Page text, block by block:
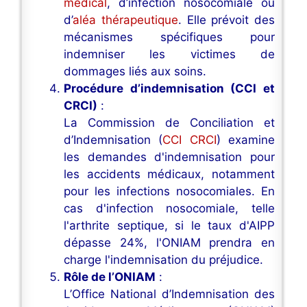
médical, d’infection nosocomiale ou
d’aléa thérapeutique. Elle prévoit des
mécanismes spécifiques pour
indemniser les victimes de
dommages liés aux soins.
Procédure d’indemnisation (CCI et
CRCI) :
La Commission de Conciliation et
d’Indemnisation (CCI CRCI) examine
les demandes d'indemnisation pour
les accidents médicaux, notamment
pour les infections nosocomiales. En
cas d'infection nosocomiale, telle
l'arthrite septique, si le taux d'AIPP
dépasse 24%, l'ONIAM prendra en
charge l'indemnisation du préjudice.
Rôle de l’ONIAM :
L’Office National d’Indemnisation des